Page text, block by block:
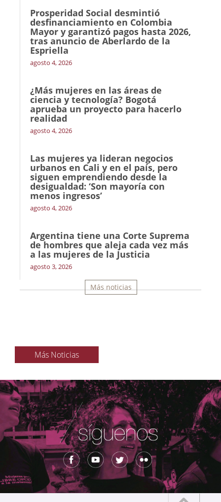
Prosperidad Social desmintió
desfinanciamiento en Colombia
Mayor y garantizó pagos hasta 2026,
tras anuncio de Aberlardo de la
Espriella
agosto 4, 2026
¿Más mujeres en las áreas de
ciencia y tecnología? Bogotá
aprueba un proyecto para hacerlo
realidad
agosto 4, 2026
Las mujeres ya lideran negocios
urbanos en Cali y en el país, pero
siguen emprendiendo desde la
desigualdad: ‘Son mayoría con
menos ingresos’
agosto 4, 2026
Argentina tiene una Corte Suprema
de hombres que aleja cada vez más
a las mujeres de la Justicia
agosto 3, 2026
Más noticias
Más Noticias